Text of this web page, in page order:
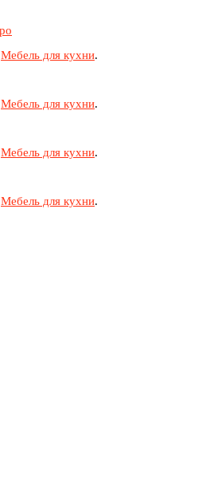
Мебель для кухни.
Мебель для кухни.
Мебель для кухни.
Мебель для кухни.